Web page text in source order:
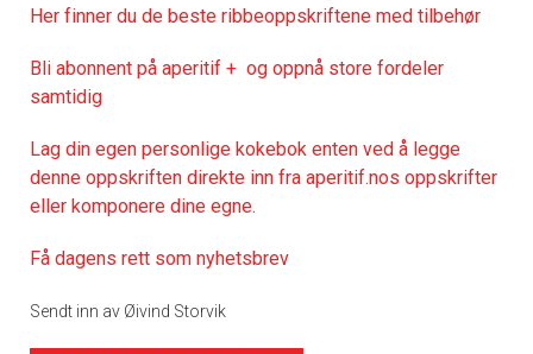
Her finner du de beste ribbeoppskriftene med tilbehør
Bli abonnent på aperitif + og oppnå store fordeler
samtidig
Lag din egen personlige kokebok enten ved å legge
denne oppskriften direkte inn fra aperitif.nos oppskrifter
eller komponere dine egne.
Få dagens rett som nyhetsbrev
Sendt inn av Øivind Storvik